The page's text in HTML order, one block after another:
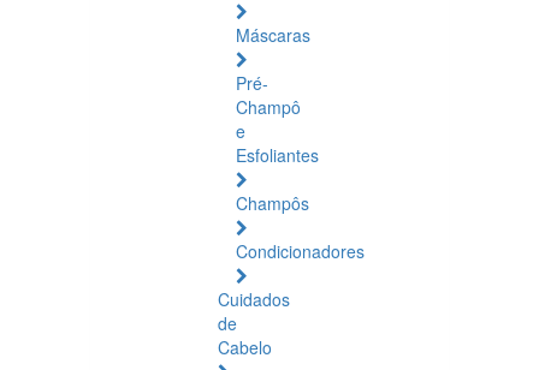
Máscaras
Pré-
Champô
e
Esfoliantes
Champôs
Condicionadores
Cuidados
de
Cabelo